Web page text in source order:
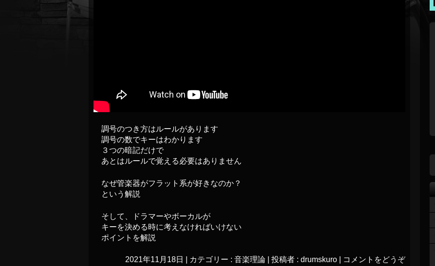
調号のつき方はルールがあります
調号の数でキーはわかります
３つの暗記だけで
あとはルールで覚える必要はありません
なぜ管楽器がフラット系が好きなのか？
という解説
そして、ドラマーやボーカルが
キーを決める時に考えなければいけない
ポイントを解説
2021年11月18日 カテゴリー : 音楽理論 投稿者 : drumskuro
コメントをどうぞ